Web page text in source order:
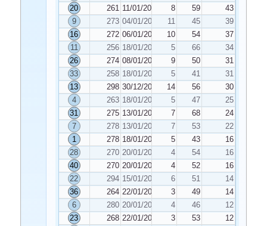
20
261 11/01/2025 8 59
43
9
273 04/01/2025 11 45
39
16
272 06/01/2025 10 54
37
11
256 18/01/2025 5 66
34
26
274 08/01/2025 9 50
31
33
258 18/01/2025 5 41
31
13
298 30/12/2024 14 56
30
4
263 18/01/2025 5 47
25
31
275 13/01/2025 7 68
24
7
278 13/01/2025 7 53
22
1
278 18/01/2025 5 43
16
28
270 20/01/2025 4 54
16
40
270 20/01/2025 4 52
16
22
294 15/01/2025 6 51
14
36
264 22/01/2025 3 49
14
6
280 20/01/2025 4 46
12
23
268 22/01/2025 3 53
12